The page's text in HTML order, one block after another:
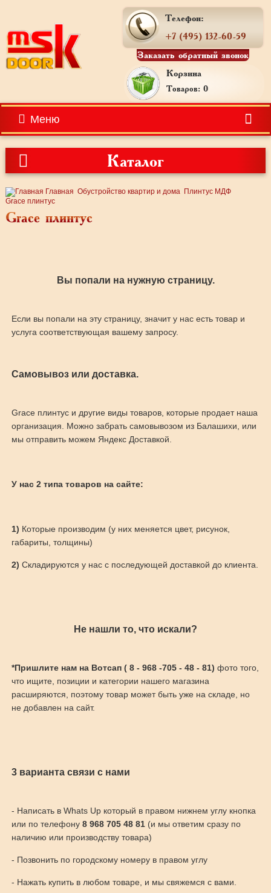
Телефон:
+7 (495) 132-60-59
Заказать обратный звонок
Корзина
Товаров: 0
Меню
Каталог
Главная Обустройство квартир и дома Плинтус МДФ
Grace плинтус
Grace плинтус
Вы попали на нужную страницу.
Если вы попали на эту страницу, значит у нас есть товар и
услуга соответствующая вашему запросу.
Самовывоз или доставка.
Grace плинтус и другие виды товаров, которые продает наша
организация. Можно забрать самовывозом из Балашихи, или
мы отправить можем Яндекс Доставкой.
У нас 2 типа товаров на сайте:
1) Которые производим (у них меняется цвет, рисунок,
габариты, толщины)
2) Складируются у нас с последующей доставкой до клиента.
Не нашли то, что искали?
*Пришлите нам на Вотсап ( 8 - 968 -705 - 48 - 81) фото того,
что ищите, позиции и категории нашего магазина
расширяются, поэтому товар может быть уже на складе, но
не добавлен на сайт.
3 варианта связи с нами
- Написать в Whats Up который в правом нижнем углу кнопка
или по телефону 8 968 705 48 81(и мы ответим сразу по
наличию или производству товара)
- Позвонить по городскому номеру в правом углу
- Нажать купить в любом товаре, и мы свяжемся с вами.